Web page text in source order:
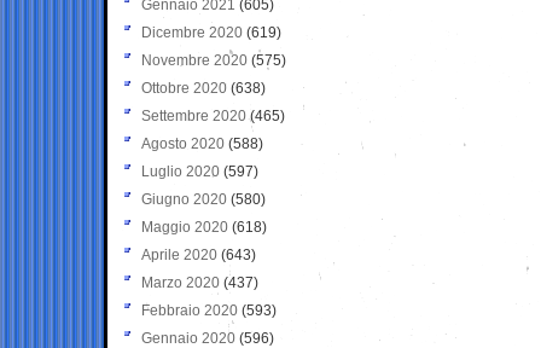
Gennaio 2021 (605)
Dicembre 2020 (619)
Novembre 2020 (575)
Ottobre 2020 (638)
Settembre 2020(465)
Agosto 2020 (588)
Luglio 2020 (597)
Giugno 2020 (580)
Maggio 2020 (618)
Aprile 2020 (643)
Marzo 2020 (437)
Febbraio 2020 (593)
Gennaio 2020 (596)